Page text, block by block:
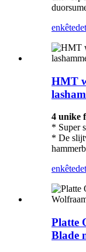
enkête
HMT
4 unike
* Super
* De
enkête
Platte
Blade